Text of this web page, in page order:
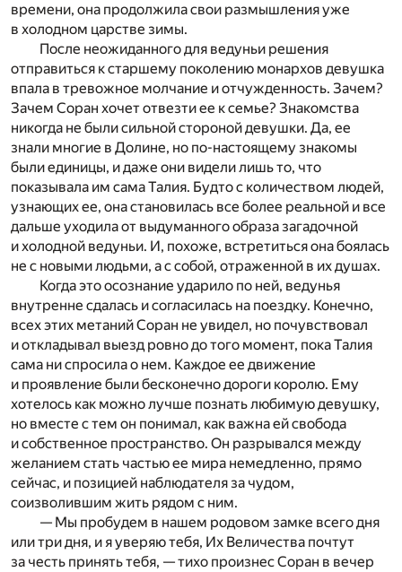
времени, она продолжила свои размышления уже
в холодном царстве зимы.
После неожиданного для ведуньи решения
отправиться к старшему поколению монархов девушка
впала в тревожное молчание и отчужденность. Зачем?
Зачем Соран хочет отвезти ее к семье? Знакомства
никогда не были сильной стороной девушки. Да, ее
знали многие в Долине, но по-настоящему знакомы
были единицы, и даже они видели лишь то, что
показывала им сама Талия. Будто с количеством людей,
узнающих ее, она становилась все более реальной и все
дальше уходила от выдуманного образа загадочной
и холодной ведуньи. И, похоже, встретиться она боялась
не с новыми людьми, а с собой, отраженной в их душах.
Когда это осознание ударило по ней, ведунья
внутренне сдалась и согласилась на поездку. Конечно,
всех этих метаний Соран не увидел, но почувствовал
и откладывал выезд ровно до того момент, пока Талия
сама ни спросила о нем. Каждое ее движение
и проявление были бесконечно дороги королю. Ему
хотелось как можно лучше познать любимую девушку,
но вместе с тем он понимал, как важна ей свобода
и собственное пространство. Он разрывался между
желанием стать частью ее мира немедленно, прямо
сейчас, и позицией наблюдателя за чудом,
соизволившим жить рядом с ним.
— Мы пробудем в нашем родовом замке всего дня
или три дня, и я уверяю тебя, Их Величества почтут
за честь принять тебя, — тихо произнес Соран в вечер